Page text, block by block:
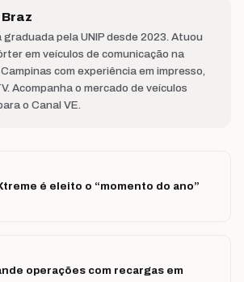
pela UNIP desde 2023. Atuou
em veículos de comunicação na
com experiência em impresso,
Acompanha o mercado de veículos
o Canal VE.
é eleito o “momento do ano”
operações com recargas em